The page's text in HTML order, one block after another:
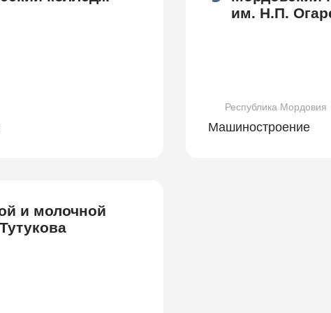
им. Н.П.
Республика Мордовия
Машиностроение
и молочной